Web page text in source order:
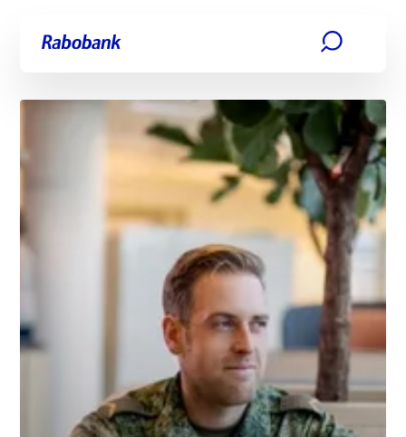
Ga direct naar:Hoofdinhoud